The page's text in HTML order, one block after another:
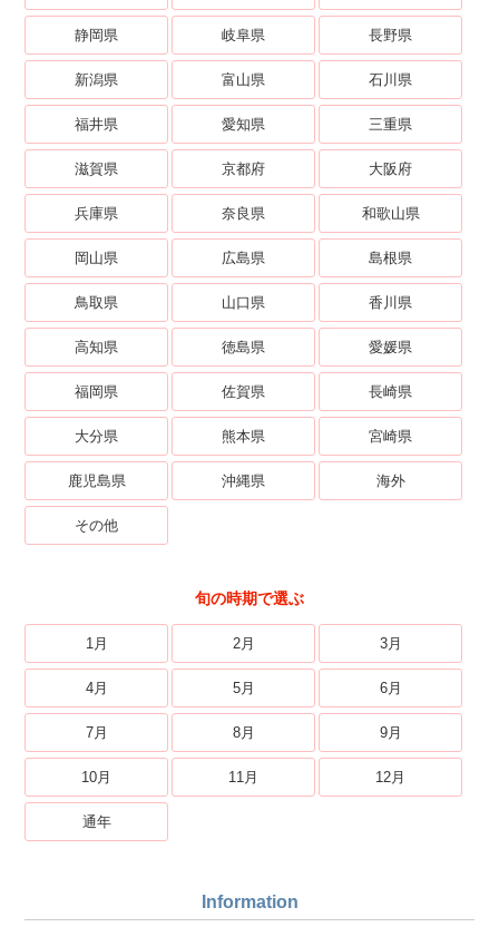
静岡県 岐阜県 長野県
新潟県 富山県 石川県
福井県 愛知県 三重県
滋賀県 京都府 大阪府
兵庫県 奈良県 和歌山県
岡山県 広島県 島根県
鳥取県 山口県 香川県
高知県 徳島県 愛媛県
福岡県 佐賀県 長崎県
大分県 熊本県 宮崎県
鹿児島県 沖縄県 海外
その他
旬の時期で選ぶ
1月 2月 3月
4月 5月 6月
7月 8月 9月
10月 11月 12月
通年
Information